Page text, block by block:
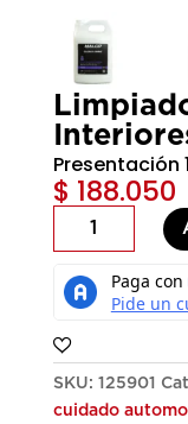
Presentación
$ 188.050
Limpiador
Protector
de
Clean
&
Shine™
SKU: 125901
cuidado